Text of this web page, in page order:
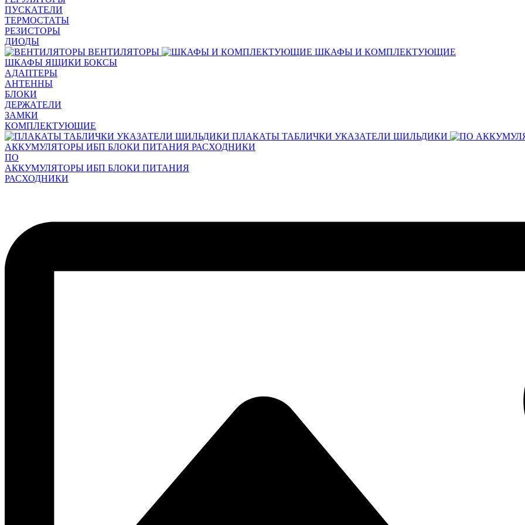
ПУСКАТЕЛИ
ТЕРМОСТАТЫ
РЕЗИСТОРЫ
ДИОДЫ
ВЕНТИЛЯТОРЫ
ШКАФЫ И КОМПЛЕКТУЮЩИЕ
ШКАФЫ ЯЩИКИ БОКСЫ
АДАПТЕРЫ
АНТЕННЫ
БЛОКИ
ДЕРЖАТЕЛИ
ЗАМКИ
КОМПЛЕКТУЮЩИЕ
ПЛАКАТЫ ТАБЛИЧКИ УКАЗАТЕЛИ ШИЛЬДИКИ
АККУМУЛЯТОРЫ ИБП БЛОКИ ПИТАНИЯ РАСХОДНИКИ
ПО
АККУМУЛЯТОРЫ ИБП БЛОКИ ПИТАНИЯ
РАСХОДНИКИ